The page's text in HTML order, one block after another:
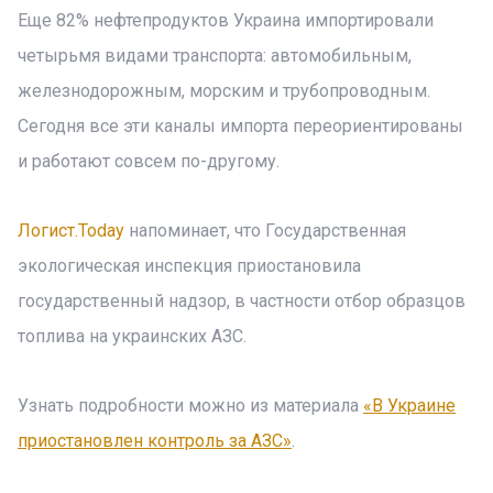
Еще 82% нефтепродуктов Украина импортировали
четырьмя видами транспорта: автомобильным,
железнодорожным, морским и трубопроводным.
Сегодня все эти каналы импорта переориентированы
и работают совсем по-другому.
Логист.Today напоминает, что Государственная
экологическая инспекция приостановила
государственный надзор, в частности отбор образцов
топлива на украинских АЗС.
Узнать подробности можно из материала «В Украине
приостановлен контроль за АЗС».